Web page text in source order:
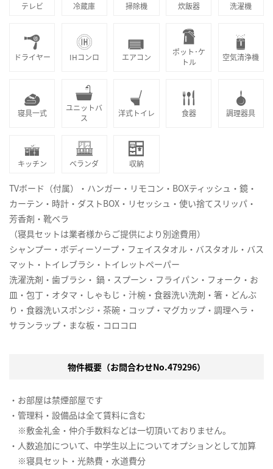
テレビ 冷蔵庫 掃除機 炊飯器 洗濯機
ドライヤー IHコンロ エアコン
ポット･ケ
トル
空気清浄機
寝具一式
ユニットバ
ス
洋式トイレ 食器 調理器具
キッチン ベランダ 収納
TVボード（付属）・ハンガー・リモコン・BOXティッシュ・鏡・
カーテン・時計・ダストBOX・リセッシュ・使い捨てスリッパ・
芳香剤・靴ベラ
（寝具セットは業者様からご提供により別途費用）
シャンプー・ボディーソープ・フェイスタオル・バスタオル・バス
マット・トイレブラシ・トイレットペーパー
洗濯洗剤・歯ブラシ・ 鍋・スプーン・フライパン・フォーク・お
皿・包丁・オタマ・しゃもじ・汁椀・食器洗い洗剤・箸・どんぶ
り・食器洗いスポンジ・茶碗・コップ・マグカップ・調理ヘラ・
サランラップ・まな板・コロコロ
物件概要（お問合わせNo.479296）
・お部屋は禁煙部屋です
・管理料・設備品は全て賃料に含む
※敷金礼金・仲介手数料などは一切頂いておりません。
・人数追加について、中学生以上についてオプションとして加算
※寝具セット・光熱費・水道費分